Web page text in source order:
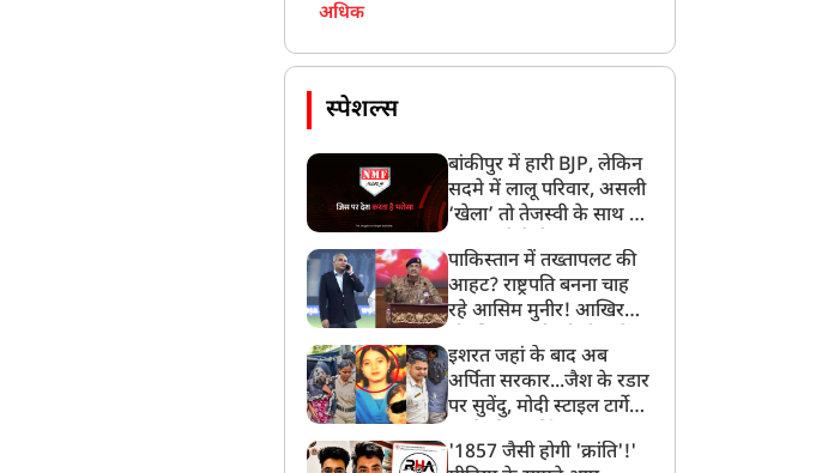
अधिक
स्पेशल्स
बांकीपुर में हारी BJP, लेकिन
सदमे में लालू परिवार, असली
‘खेला’ तो तेजस्वी के साथ हो
पाकिस्तान में तख्तापलट की
आहट? राष्ट्रपति बनना चाह
रहे आसिम मुनीर! आखिर
बनाया मोहरा?
इशरत जहां के बाद अब
अर्पिता सरकार...जैश के रडार
पर सुवेंदु, मोदी स्टाइल टार्गेट
बड़ा एक्शन!
'1857 जैसी होगी 'क्रांति'!'